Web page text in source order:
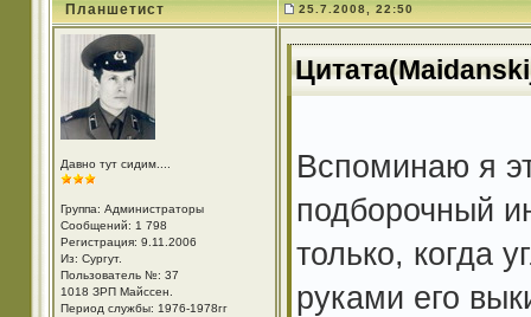
Планшетист 25.7.2008, 22:50
Давно тут сидим....
Группа: Администраторы
Сообщений: 1 798
Регистрация: 9.11.2006
Из: Cургут.
Пользователь №: 37
1018 ЗРП Майссен.
Период службы: 1976-1978гг
Вспоминаю я
подборочный
только, когда
руками его